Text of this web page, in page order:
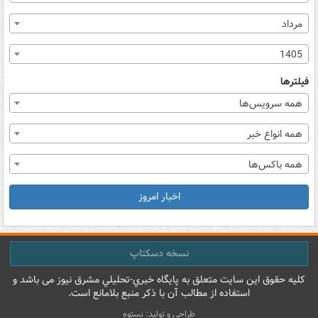
مرداد
1405
فیلترها
همه سرویس‌ها
همه انواع خبر
همه باکس‌ها
اخبار امروز
نسخه دسکتاپ
کليه حقوق اين سايت متعلق به پایگاه خبري-تحليلي مشرق نيوز می باشد و
استفاده از مطالب آن با ذکر منبع بلامانع است.
طراحی و تولید: نستوه